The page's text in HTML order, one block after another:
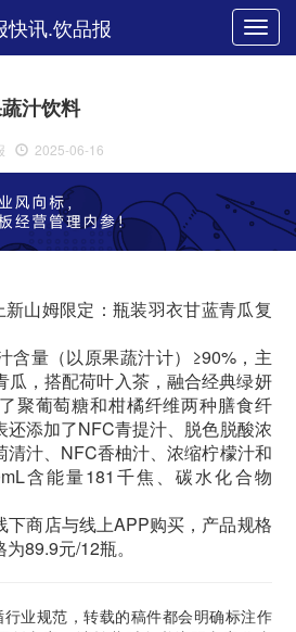
快讯.饮品报
汁饮料
2025-06-16
山姆限定：瓶装羽衣甘蓝青瓜复
含量（以原果蔬汁计）≥90%，主
瓜，搭配荷叶入茶，融合经典绿妍
聚葡萄糖和柑橘纤维两种膳食纤
还添加了NFC青提汁、脱色脱酸浓
清汁、NFC香柚汁、浓缩柠檬汁和
含能量181千焦、碳水化合物
下商店与线上APP购买，产品规格
89.9元/12瓶。
业规范，转载的稿件都会明确标注作